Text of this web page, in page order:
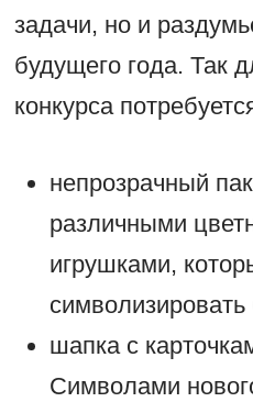
задачи, но и
будущего года. Так
конкурса
непрозрачный
различными
игрушками,
шапка с
Символами